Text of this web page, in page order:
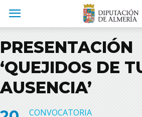
PRESENTACIÓN
‘QUEJIDOS DE
AUSENCIA’
CONVOCATORIA